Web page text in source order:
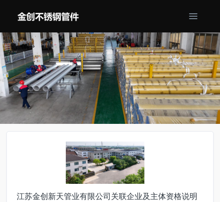
江苏金创新天管业有限公司关联企业及主体资格说明